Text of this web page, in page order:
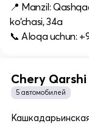
📍 Manzil:
ko‘chasi, 34a
📞 Aloqa uchun:
Chery Qarshi
5 автомобилей